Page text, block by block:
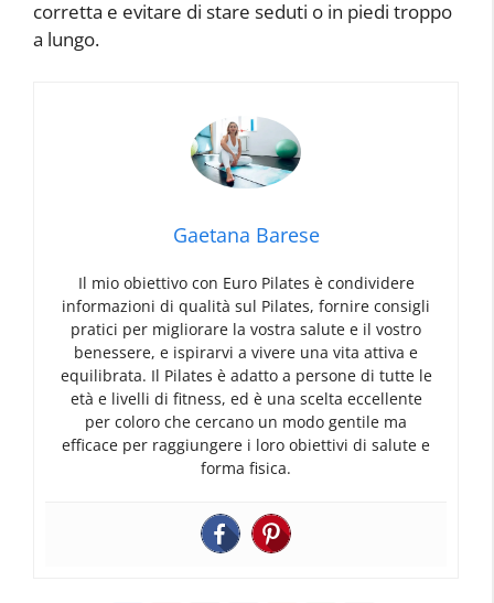
corretta e evitare di stare seduti o in piedi troppo
a lungo.
Gaetana Barese
Il mio obiettivo con Euro Pilates è condividere
informazioni di qualità sul Pilates, fornire consigli
pratici per migliorare la vostra salute e il vostro
benessere, e ispirarvi a vivere una vita attiva e
equilibrata. Il Pilates è adatto a persone di tutte le
età e livelli di fitness, ed è una scelta eccellente
per coloro che cercano un modo gentile ma
efficace per raggiungere i loro obiettivi di salute e
forma fisica.